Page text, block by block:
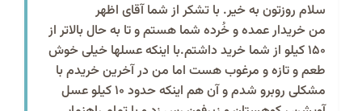
سلام روزتون به خیر. با تشکر از شما آقای اظهر
من خریدار عمده و خُرده شما هستم و تا به حال بالاتر از
۱۵۰ کیلو از شما خرید داشتم.با اینکه عسلها خیلی خوش
طعم و تازه و مرغوب هست اما من در آخرین خریدم با
مشکلی روبرو شدم و آن هم اینکه حدود ۱۰ کیلو عسل